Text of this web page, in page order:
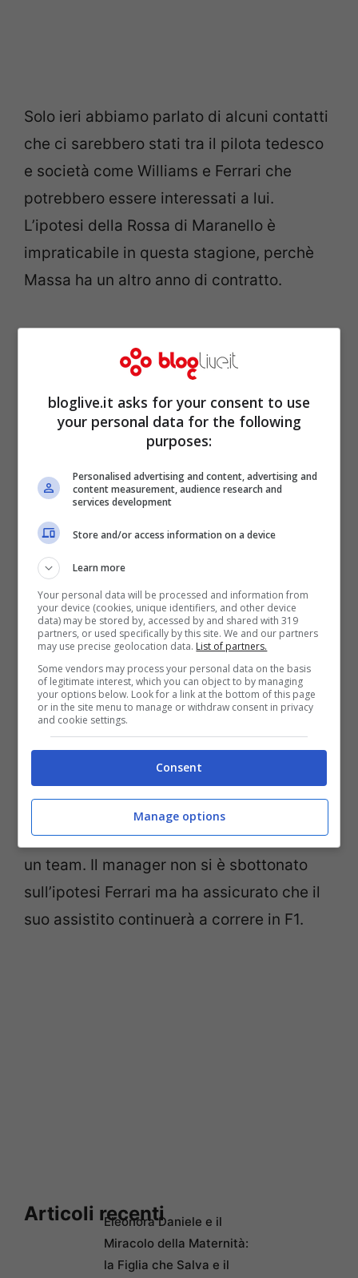
Solo ieri abbiamo parlato di alcuni contatti
che ci sarebbero stati tra il pilota tedesco
e società come Williams e Ferrari che
potrebbero essere interessati a lui.
L’ipotesi della Rossa di Maranello è
impraticabile in questa stagione, perchè
Massa ha un altro anno di contratto.
L’ipotesi Williams potrebbe essere più
realistica, mase la Ferrari è realmente
interessata a Sutil, il pilota non può certo
firmare un contratto che gli neghi questa
possibilitàe quindi al massimo potrebbe
accasarsi provvisoriamente in un’altra
scuderia solo per questa stagione.
Comunque,secondo il manager di Adrian
Sutil, Manfred Zimmermann, non è il caso
di farsi prendere dal panicovisto che c’è
ancora tempo fino al 7 febbraio per torvare
un team. Il manager non si è sbottonato
sull’ipotesi Ferrari ma ha assicurato che il
suo assistito continuerà a correre in F1.
Articoli recentiEleonora Daniele e il
Miracolo della Maternità:
la Figlia che Salva e il
bloglive.it asks for your consent to use
your personal data for the following
purposes:
Personalised advertising and content, advertising and
content measurement, audience research and
services development
Store and/or access information on a device
Learn more
Your personal data will be processed and information from
your device (cookies, unique identifiers, and other device
data) may be stored by, accessed by and shared with 319
partners, or used specifically by this site. We and our partners
may use precise geolocation data. List of partners.
Some vendors may process your personal data on the basis
of legitimate interest, which you can object to by managing
your options below. Look for a link at the bottom of this page
or in the site menu to manage or withdraw consent in privacy
and cookie settings.
Consent
Manage options